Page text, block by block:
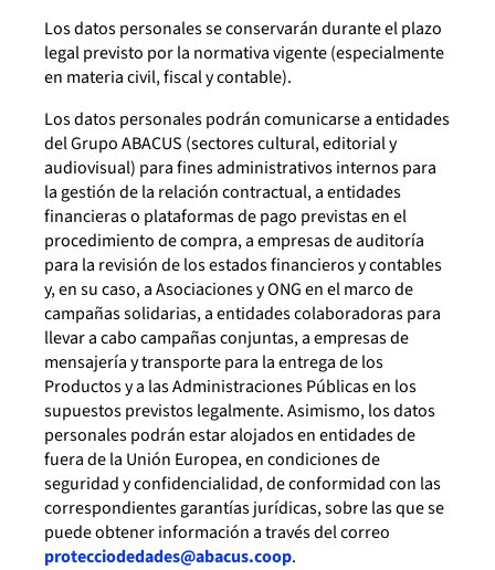
Los datos personales se conservarán durante el plazo
legal previsto por la normativa vigente (especialmente
en materia civil, fiscal y contable).
Los datos personales podrán comunicarse a entidades
del Grupo ABACUS (sectores cultural, editorial y
audiovisual) para fines administrativos internos para
la gestión de la relación contractual, a entidades
financieras o plataformas de pago previstas en el
procedimiento de compra, a empresas de auditoría
para la revisión de los estados financieros y contables
y, en su caso, a Asociaciones y ONG en el marco de
campañas solidarias, a entidades colaboradoras para
llevar a cabo campañas conjuntas, a empresas de
mensajería y transporte para la entrega de los
Productos y a las Administraciones Públicas en los
supuestos previstos legalmente. Asimismo, los datos
personales podrán estar alojados en entidades de
fuera de la Unión Europea, en condiciones de
seguridad y confidencialidad, de conformidad con las
correspondientes garantías jurídicas, sobre las que se
puede obtener información a través del correo
protecciodedades@abacus.coop.